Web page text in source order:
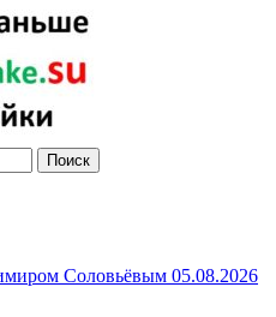
Соловьёвым 05.08.2026